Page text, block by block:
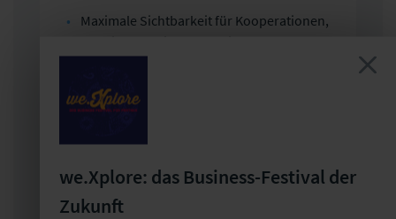
Maximale Sichtbarkeit für Kooperationen,
Assekuranz-Netzwerk der DACH-Region
Alle Mitarbeiter profitieren von
Veranstaltungen der Versicherungsforen
Alle Vorteile und unsere
Partnerunternehmen finden Sie
we.Xplore: das Business-Festival der
Zukunft